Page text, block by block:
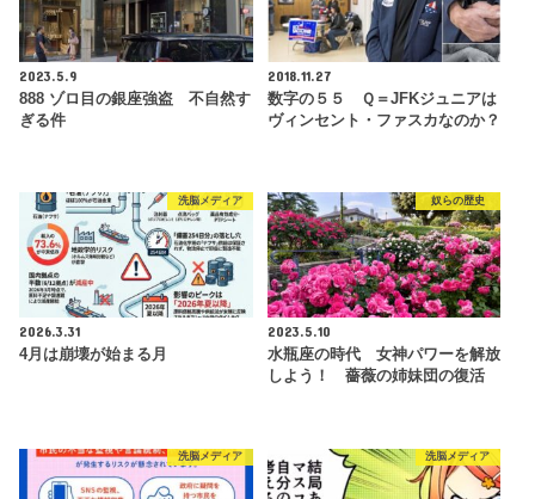
2023.5.9
888 ゾロ目の銀座強盗 不自然す
ぎる件
2018.11.27
数字の５５ Ｑ＝JFKジュニアは
ヴィンセント・ファスカなのか？
洗脳メディア
2026.3.31
4月は崩壊が始まる月
奴らの歴史
2023.5.10
水瓶座の時代 女神パワーを解放
しよう！ 薔薇の姉妹団の復活
洗脳メディア 洗脳メディア